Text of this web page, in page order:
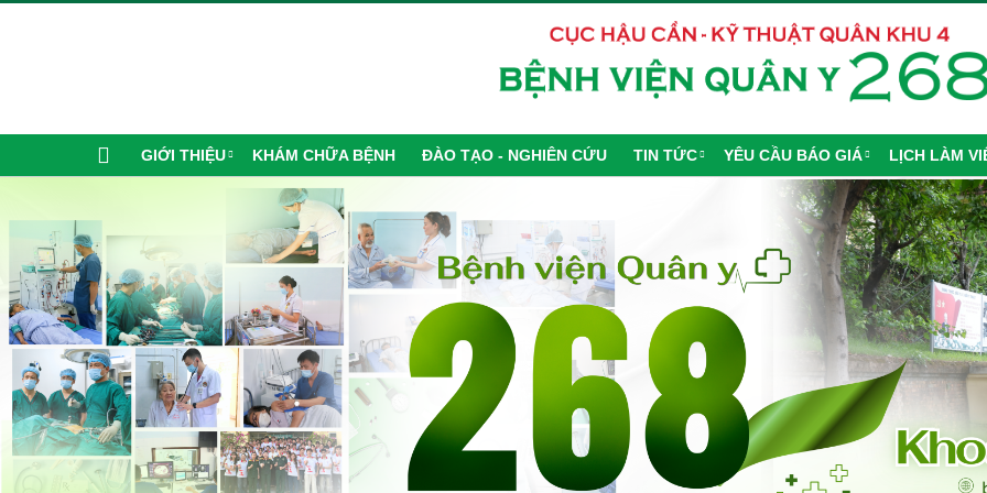
GIỚI THIỆU KHÁM CHỮA BỆNH ĐÀO TẠO - NGHIÊN CỨU TIN TỨC YÊU CẦU BÁO GIÁ LỊCH LÀM